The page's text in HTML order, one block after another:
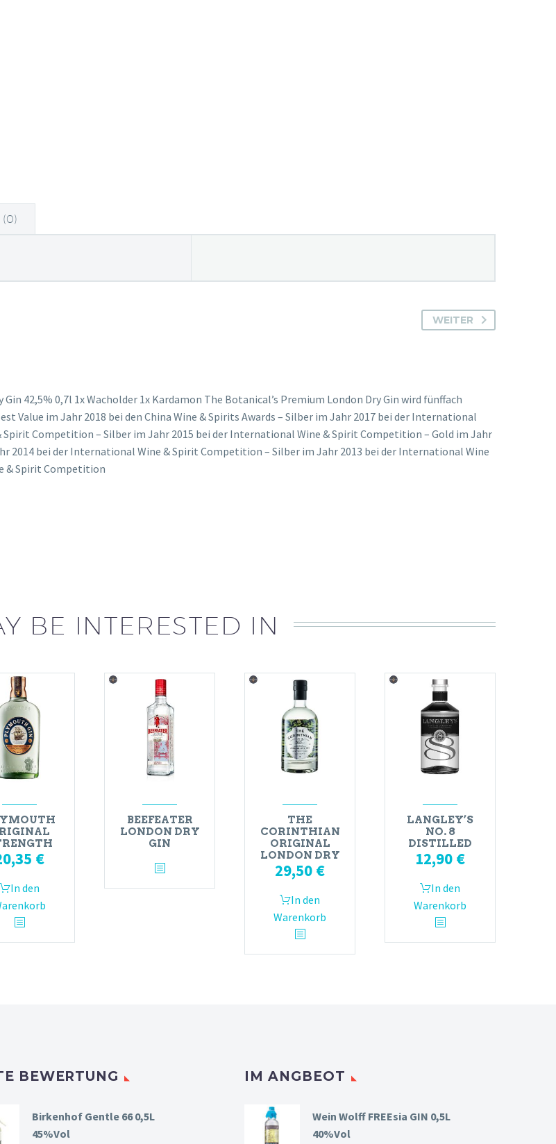
(0)
WEITER
42,5% 0,7l 1x Wacholder 1x Kardamon The Botanical’s Premium London Dry Gin wird fünffach
im Jahr 2018 bei den China Wine & Spirits Awards – Silber im Jahr 2017 bei der International
Competition – Silber im Jahr 2015 bei der International Wine & Spirit Competition – Gold im Jahr
2014 bei der International Wine & Spirit Competition – Silber im Jahr 2013 bei der International Wine
& Spirit Competition
BE INTERESTED IN
€
In den
BEEFEATER
LONDON DRY
GIN
THE
CORINTHIAN
ORIGINAL
LONDON DRY
29,50 €
In den
Warenkorb
LANGLEY’S
NO. 8
DISTILLED
12,90 €
In den
Warenkorb
BEWERTUNG
Birkenhof Gentle 66 0,5L
45%Vol
IM ANGBEOT
Wein Wolff FREEsia GIN 0,5L
40%Vol